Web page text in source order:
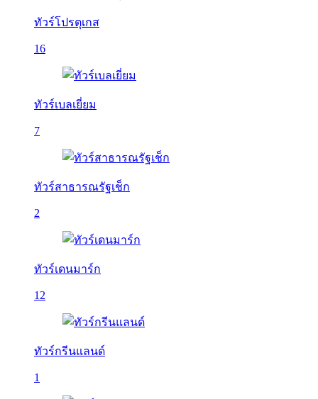
ทัวร์โปรตุเกส
16
ทัวร์เบลเยี่ยม
7
ทัวร์สาธารณรัฐเช็ก
2
ทัวร์เดนมาร์ก
12
ทัวร์กรีนแลนด์
1